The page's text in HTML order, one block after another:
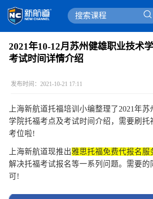
2021年10-12月苏州健雄职业技术
考试时间详情介绍
发布时间：2021-10-21 17:11
上海新航道托福培训 小编整理了2021年
学院托福考点及考试时间介绍，需要刷托
考位啦!
上海新航道现推出雅思托福免费代报名服
解决托福考试报名等一系列问题。需要的
可!